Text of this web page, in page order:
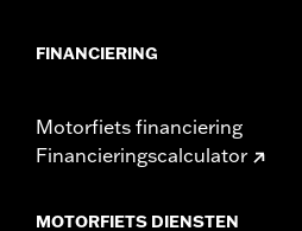
FINANCIERING
Motorfiets financiering
Financieringscalculator
MOTORFIETS DIENSTEN